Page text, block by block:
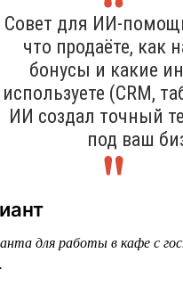
Совет для ИИ-
что продаёте, как
бонусы и какие
используете (CRM,
ИИ создал точный
под ваш
для работы в кафе с